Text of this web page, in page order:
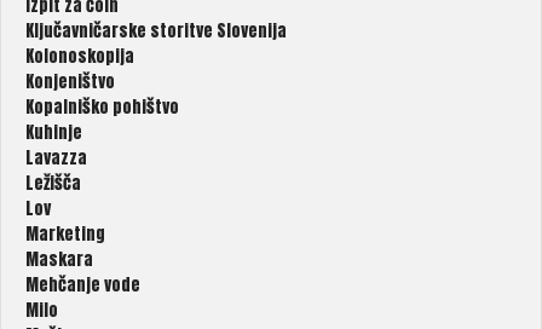
Izpit za čoln
Ključavničarske storitve Slovenija
Kolonoskopija
Konjeništvo
Kopalniško pohištvo
Kuhinje
Lavazza
Ležišča
Lov
Marketing
Maskara
Mehčanje vode
Milo